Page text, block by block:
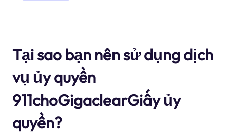
Tại sao bạn nên sử dụng dịch
vụ ủy quyền
911choGigaclearGiấy ủy
quyền?